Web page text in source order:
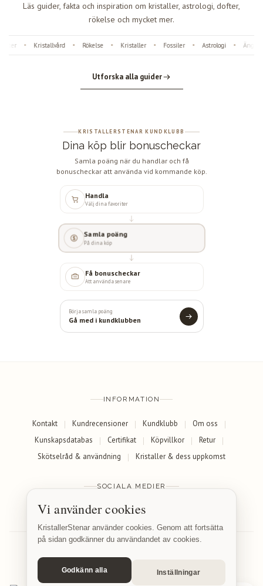
Läs guider, fakta och inspiration om kristaller, astrologi, dofter,
rökelse och mycket mer.
• Kristallvård • Rökelse • Kristaller • Fossiler • Astrologi •
Utforska alla guider
KRISTALLERSTENAR KUNDKLUBB
Dina köp blir bonuscheckar
Samla poäng när du handlar och få
bonuscheckar att använda vid kommande köp.
Handla
Välj dina favoriter
Samla poäng
På dina köp
Få bonuscheckar
Att använda senare
Börja samla poäng
Gå med i kundklubben
INFORMATION
Kontakt Kundrecensioner Kundklubb
Om oss
Kunskapsdatabas
Certifikat Köpvillkor
Retur
Skötselråd & användning
Kristaller & dess uppkomst
SOCIALA MEDIER
Facebook
Vi använder cookies
KristallerStenar använder cookies. Genom att fortsätta
på sidan godkänner du användandet av cookies.
Godkänn alla Inställningar